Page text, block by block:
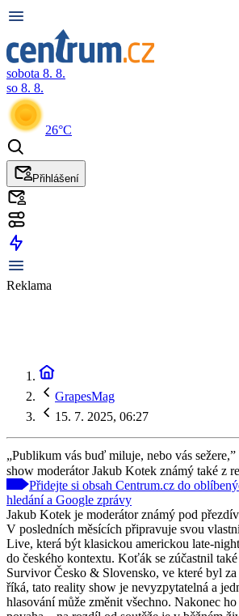
sobota 8. 8.
so 8. 8.
26°C
Přihlášení
Reklama
GrapesMag
15. 7. 2025, 06:27
„Publikum vás buď miluje, nebo vás
show moderátor Jakub Kotek známý také z
Přidejte si obsah Centrum.cz do
hledání a Google zprávy
Jakub Kotek je moderátor známý pod
V posledních měsících připravuje svou
Live, která být klasickou americkou late-
do českého kontextu. Koťák se zúčastnil
Survivor Česko & Slovensko, ve které byl za
říká, tato reality show je nevyzpytatelná a
hlasování může změnit všechno. Nakonec